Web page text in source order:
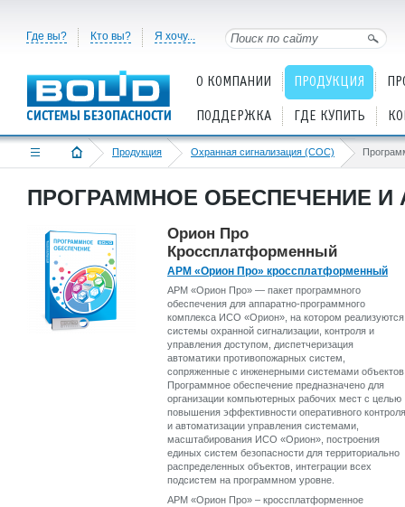
Где вы? Кто вы? Я хочу...
О КОМПАНИИ ПРОДУКЦИЯ
ПОДДЕРЖКА ГДЕ КУПИТЬ
Продукция Охранная сигнализация (СОС)
ПРОГРАММНОЕ ОБЕСПЕЧЕНИЕ И
Орион Про
Кроссплатформенный
АРМ «Орион Про» кроссплатформенный
АРМ «Орион Про» — пакет программного
обеспечения для аппаратно-программного
комплекса ИСО «Орион», на котором реализуются
системы охранной сигнализации, контроля и
управления доступом, диспетчеризация
автоматики противопожарных систем,
сопряженные с инженерными системами
Программное обеспечение предназначено для
организации компьютерных рабочих мест с целью
повышения эффективности оперативного контроля
и автоматизации управления системами,
масштабирования ИСО «Орион», построения
единых систем безопасности для территориально
распределенных объектов, интеграции всех
подсистем на программном уровне.
АРМ «Орион Про» – кроссплатформенное